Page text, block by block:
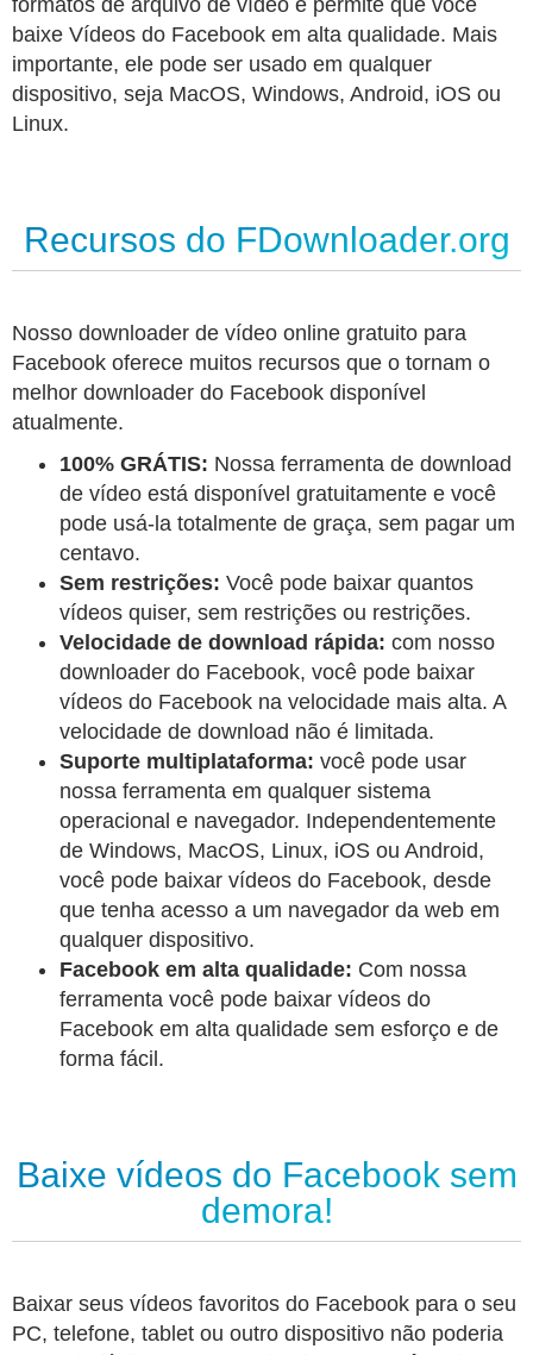
formatos de arquivo de vídeo e permite que você
baixe Vídeos do Facebook em alta qualidade. Mais
importante, ele pode ser usado em qualquer
dispositivo, seja MacOS, Windows, Android, iOS ou
Linux.
Recursos do FDownloader.org
Nosso downloader de vídeo online gratuito para
Facebook oferece muitos recursos que o tornam o
melhor downloader do Facebook disponível
atualmente.
100% GRÁTIS: Nossa ferramenta de download
de vídeo está disponível gratuitamente e você
pode usá-la totalmente de graça, sem pagar um
centavo.
Sem restrições: Você pode baixar quantos
vídeos quiser, sem restrições ou restrições.
Velocidade de download rápida: com nosso
downloader do Facebook, você pode baixar
vídeos do Facebook na velocidade mais alta. A
velocidade de download não é limitada.
Suporte multiplataforma: você pode usar
nossa ferramenta em qualquer sistema
operacional e navegador. Independentemente
de Windows, MacOS, Linux, iOS ou Android,
você pode baixar vídeos do Facebook, desde
que tenha acesso a um navegador da web em
qualquer dispositivo.
Facebook em alta qualidade: Com nossa
ferramenta você pode baixar vídeos do
Facebook em alta qualidade sem esforço e de
forma fácil.
Baixe vídeos do Facebook sem
demora!
Baixar seus vídeos favoritos do Facebook para o seu
PC, telefone, tablet ou outro dispositivo não poderia